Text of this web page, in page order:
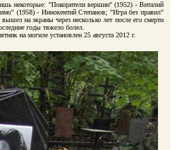
некоторые: "Покорители вершин" (1952) - Виталий
(1958) - Иннокентий Степанов; "Игра без правил"
на экраны через несколько лет после его смерти
годы тяжело болел.
на могиле установлен 25 августа 2012 г.